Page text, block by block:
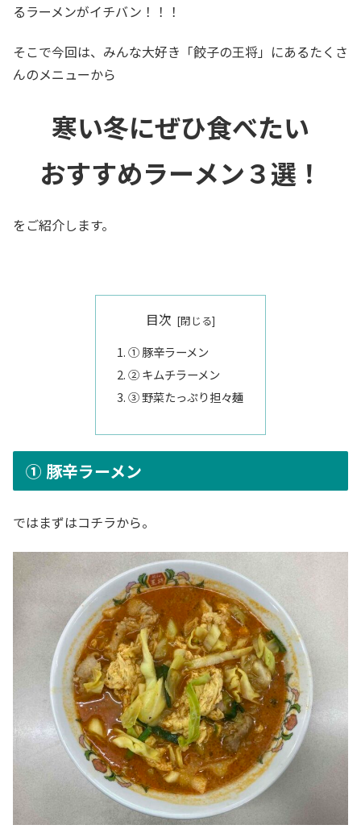
るラーメンがイチバン！！！
そこで今回は、みんな大好き「餃子の王将」にあるたくさ
んのメニューから
寒い冬にぜひ食べたい
おすすめラーメン３選！
をご紹介します。
目次
① 豚辛ラーメン
② キムチラーメン
③ 野菜たっぷり担々麺
① 豚辛ラーメン
ではまずはコチラから。